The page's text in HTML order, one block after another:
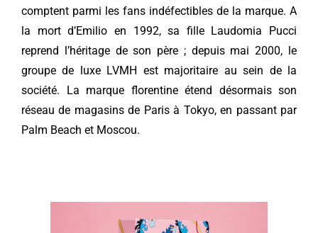
comptent parmi les fans indéfectibles de la marque. A
la mort d’Emilio en 1992, sa fille Laudomia Pucci
reprend l’héritage de son père ; depuis mai 2000, le
groupe de luxe LVMH est majoritaire au sein de la
société. La marque florentine étend désormais son
réseau de magasins de Paris à Tokyo, en passant par
Palm Beach et Moscou.